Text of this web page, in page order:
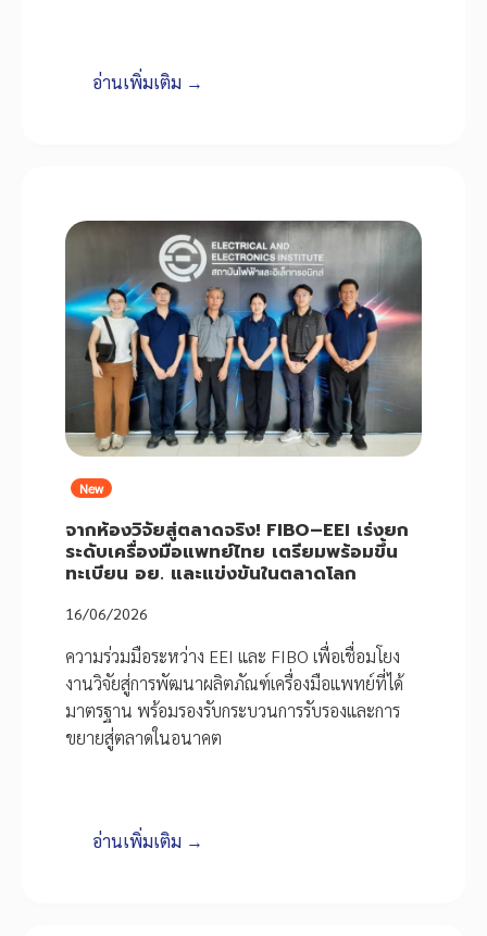
อ่านเพิ่มเติม →
New
จากห้องวิจัยสู่ตลาดจริง! FIBO–EEI เร่งยก
ระดับเครื่องมือแพทย์ไทย เตรียมพร้อมขึ้น
ทะเบียน อย. และแข่งขันในตลาดโลก
16/06/2026
ความร่วมมือระหว่าง EEI และ FIBO เพื่อเชื่อมโยง
งานวิจัยสู่การพัฒนาผลิตภัณฑ์เครื่องมือแพทย์ที่ได้
มาตรฐาน พร้อมรองรับกระบวนการรับรองและการ
ขยายสู่ตลาดในอนาคต
อ่านเพิ่มเติม →